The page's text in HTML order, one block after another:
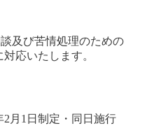
及び苦情処理のための
応いたします。
2 月1日制定・同日施行